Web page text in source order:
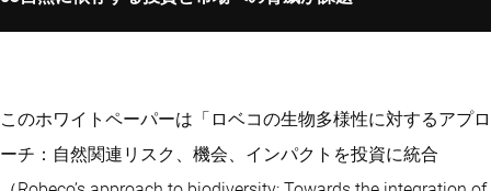
このホワイトペーパーは「ロベコの生物多様性に対するアプロ
ーチ：自然関連リスク、機会、インパクトを投資に統合